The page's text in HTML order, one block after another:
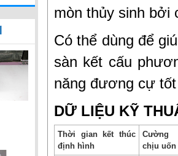
mòn thủy sinh bởi
Có thể dùng để
sàn kết cấu
năng đương cự
DỮ LIỆU KỸ
Thời gian kết thúc
định hình
chịu uốn